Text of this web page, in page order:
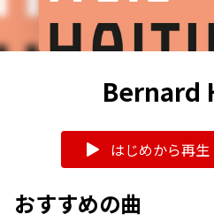
Bernard
はじめから再生
おすすめの曲